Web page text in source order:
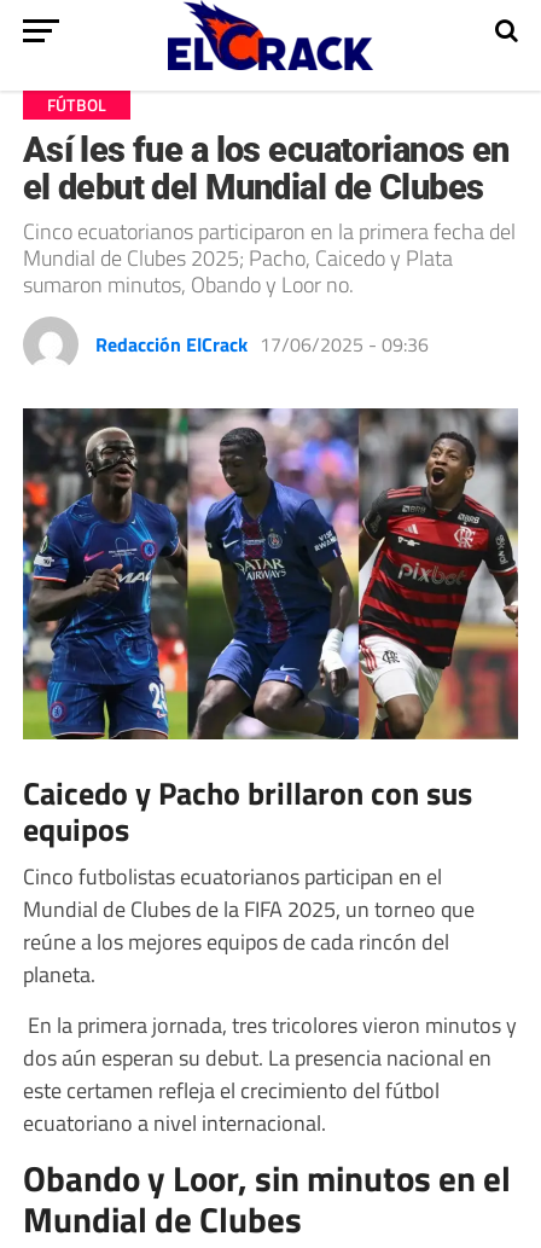
FÚTBOL
Así les fue a los ecuatorianos en
el debut del Mundial de Clubes
Cinco ecuatorianos participaron en la primera fecha del
Mundial de Clubes 2025; Pacho, Caicedo y Plata
sumaron minutos, Obando y Loor no.
Redacción ElCrack 17/06/2025 - 09:36
Caicedo y Pacho brillaron con sus
equipos
Cinco futbolistas ecuatorianos participan en el
Mundial de Clubes de la FIFA 2025, un torneo que
reúne a los mejores equipos de cada rincón del
planeta.
En la primera jornada, tres tricolores vieron minutos y
dos aún esperan su debut. La presencia nacional en
este certamen refleja el crecimiento del fútbol
ecuatoriano a nivel internacional.
Obando y Loor, sin minutos en el
Mundial de Clubes